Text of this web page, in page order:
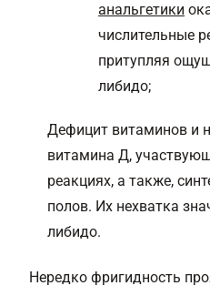
анальгетики
числительные
притупляя
либидо;
Дефицит витаминов и
витамина Д,
реакциях, а также,
полов. Их нехватка
либидо.
Нередко фригидность